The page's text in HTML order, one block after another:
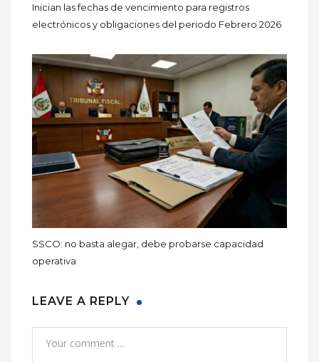
Inician las fechas de vencimiento para registros
electrónicos y obligaciones del periodo Febrero 2026
SSCO: no basta alegar, debe probarse capacidad
operativa
LEAVE A REPLY